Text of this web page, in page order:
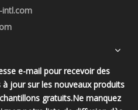
intl.com
e-mail pour recevoir des
jour sur les nouveaux produits
gratuits.Ne manquez